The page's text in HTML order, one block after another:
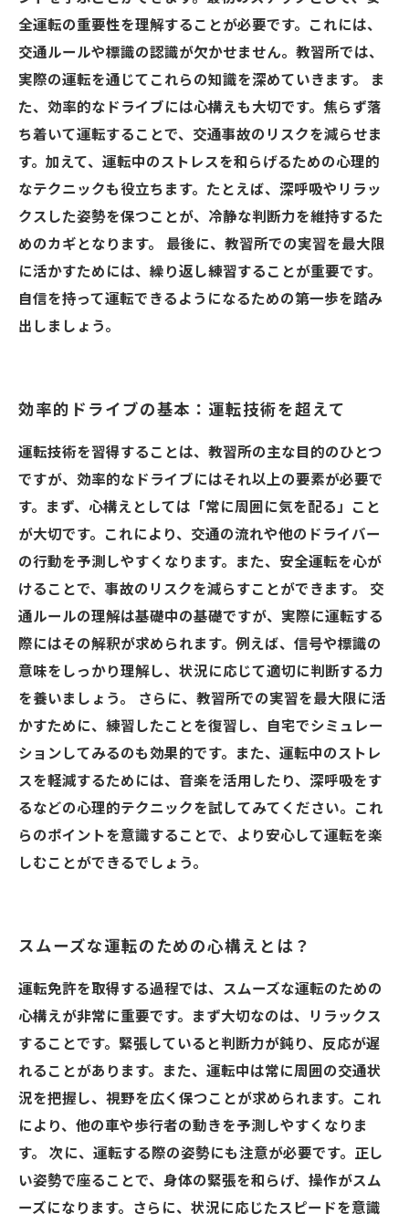
全運転の重要性を理解することが必要です。これには、
交通ルールや標識の認識が欠かせません。教習所では、
実際の運転を通じてこれらの知識を深めていきます。 ま
た、効率的なドライブには心構えも大切です。焦らず落
ち着いて運転することで、交通事故のリスクを減らせま
す。加えて、運転中のストレスを和らげるための心理的
なテクニックも役立ちます。たとえば、深呼吸やリラッ
クスした姿勢を保つことが、冷静な判断力を維持するた
めのカギとなります。 最後に、教習所での実習を最大限
に活かすためには、繰り返し練習することが重要です。
自信を持って運転できるようになるための第一歩を踏み
出しましょう。
効率的ドライブの基本：運転技術を超えて
運転技術を習得することは、教習所の主な目的のひとつ
ですが、効率的なドライブにはそれ以上の要素が必要で
す。まず、心構えとしては「常に周囲に気を配る」こと
が大切です。これにより、交通の流れや他のドライバー
の行動を予測しやすくなります。また、安全運転を心が
けることで、事故のリスクを減らすことができます。 交
通ルールの理解は基礎中の基礎ですが、実際に運転する
際にはその解釈が求められます。例えば、信号や標識の
意味をしっかり理解し、状況に応じて適切に判断する力
を養いましょう。 さらに、教習所での実習を最大限に活
かすために、練習したことを復習し、自宅でシミュレー
ションしてみるのも効果的です。また、運転中のストレ
スを軽減するためには、音楽を活用したり、深呼吸をす
るなどの心理的テクニックを試してみてください。これ
らのポイントを意識することで、より安心して運転を楽
しむことができるでしょう。
スムーズな運転のための心構えとは？
運転免許を取得する過程では、スムーズな運転のための
心構えが非常に重要です。まず大切なのは、リラックス
することです。緊張していると判断力が鈍り、反応が遅
れることがあります。また、運転中は常に周囲の交通状
況を把握し、視野を広く保つことが求められます。これ
により、他の車や歩行者の動きを予測しやすくなりま
す。 次に、運転する際の姿勢にも注意が必要です。正し
い姿勢で座ることで、身体の緊張を和らげ、操作がスム
ーズになります。さらに、状況に応じたスピードを意識